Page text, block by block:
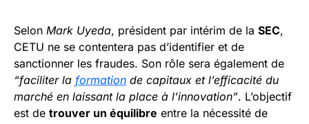
Selon Mark Uyeda, président par intérim de la SEC,
CETU ne se contentera pas d’identifier et de
sanctionner les fraudes. Son rôle sera également de
“faciliter la formation de capitaux et l’efficacité du
marché en laissant la place à l’innovation”. L’objectif
est de trouver un équilibre entre la nécessité de